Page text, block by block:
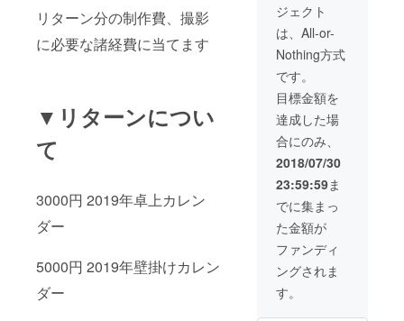
リターン分の制作費、撮影
に必要な諸経費に当てます
▼リターンについ
て
3000円 2019年卓上カレン
ダー
5000円 2019年壁掛けカレン
ダー
ジェクト
は、All-or-
Nothing方式
です。
目標金額を
達成した場
合にのみ、
2018/07/30
23:59:59ま
でに集まっ
た金額が
ファンディ
ングされま
す。